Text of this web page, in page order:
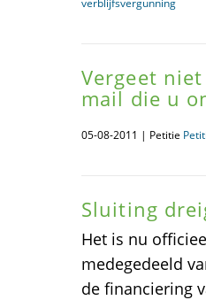
verblijfsvergunning
Vergeet
mail die u
05-08-2011 | Petitie
Sluiting
Het is nu
medegedeeld
de financiering